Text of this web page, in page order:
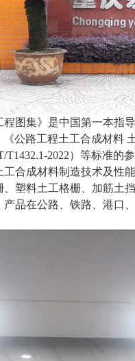
图集》是中国第一本指
《公路工程土工合成材料
T1432.1-2022）等标准的
工合成材料制造技术及
塑料土工格栅、加筋土
品在公路、铁路、港口